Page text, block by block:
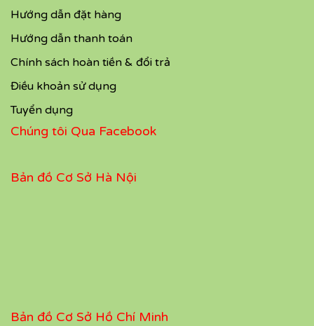
Hướng dẫn đặt hàng
Hướng dẫn thanh toán
Chính sách hoàn tiền & đổi trả
Điều khoản sử dụng
Tuyển dụng
Chúng tôi Qua Facebook
Bản đồ Cơ Sở Hà Nội
Bản đồ Cơ Sở Hồ Chí Minh